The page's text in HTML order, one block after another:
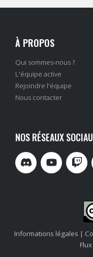
À PROPOS
Qui sommes-nous ?
L'équipe active
Rejoindre l'équipe
Nous contacter
NOS RÉSEAUX
Informations légales |